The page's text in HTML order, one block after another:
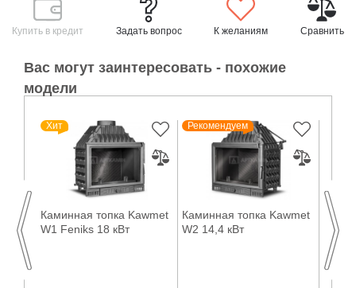
Купить в кредит Задать вопрос К желаниям Сравнить
Вас могут заинтересовать - похожие
модели
Хит
Каминная топка Kawmet
W1 Feniks 18 кВт
Рекомендуем
Каминная топка Kawmet
W2 14,4 кВт
W3